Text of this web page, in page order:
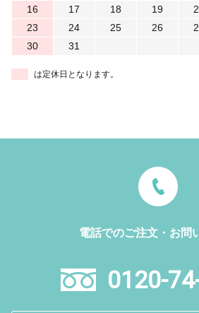
16
17 18 19
23
24 25 26
30
31
は定休日となります。
電話でのご注文・お問
0120-